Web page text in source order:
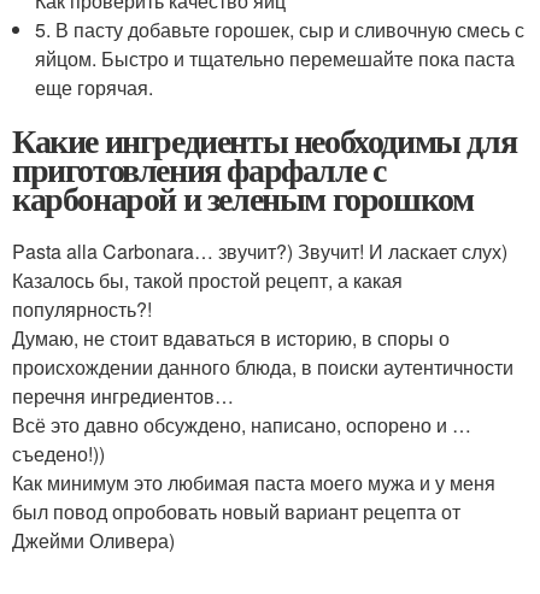
5. В пасту добавьте горошек, сыр и сливочную смесь с
яйцом. Быстро и тщательно перемешайте пока паста
еще горячая.
Какие ингредиенты необходимы для
приготовления фарфалле с
карбонарой и зеленым горошком
Pasta alla Carbonara… звучит?) Звучит! И ласкает слух)
Казалось бы, такой простой рецепт, а какая
популярность?!
Думаю, не стоит вдаваться в историю, в споры о
происхождении данного блюда, в поиски аутентичности
перечня ингредиентов…
Всё это давно обсуждено, написано, оспорено и …
съедено!))
Как минимум это любимая паста моего мужа и у меня
был повод опробовать новый вариант рецепта от
Джейми Оливера)